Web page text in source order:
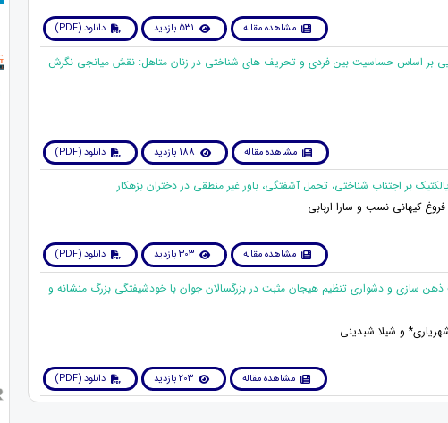
مشاهده مقاله 531 بازدید دانلود (PDF)
بر اساس حساسیت بین فردی و تحریف های شناختی در زنان متاهل: نقش میانجی نگرش
مشاهده مقاله 188 بازدید دانلود (PDF)
کیهانی نسب و سارا اربابی
مشاهده مقاله 303 بازدید دانلود (PDF)
ذهن سازی و دشواری تنظیم هیجان مثبت در بزرگسالان جوان با خودشیفتگی بزرگ منشانه و
و شیلا شبدینی
مشاهده مقاله 203 بازدید دانلود (PDF)